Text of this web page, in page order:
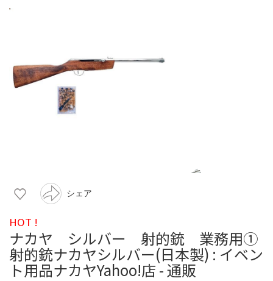
シェア
HOT !
ナカヤ シルバー 射的銃 業務用①
射的銃ナカヤシルバー(日本製) : イベン
ト用品ナカヤYahoo!店 - 通販